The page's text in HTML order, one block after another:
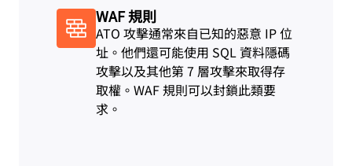
WAF 規則
ATO 攻擊通常來自已知的惡意 IP 位
址。他們還可能使用 SQL 資料隱碼
攻擊以及其他第 7 層攻擊來取得存
取權。WAF 規則可以封鎖此類要
求。